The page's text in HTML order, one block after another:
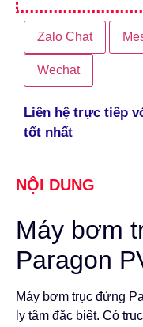
Zalo Chat
Wechat
Liên hệ trực tiếp
tốt nhất
NỘI DUNG
Máy bơm
Paragon
Máy bơm trục đứng
ly tâm đặc biệt. Có